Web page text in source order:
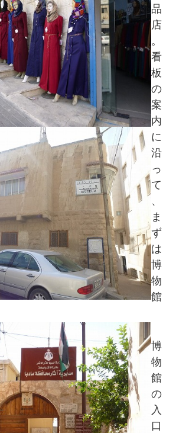
品
店
。
看
板
の
案
内
に
沿
っ
て
、
ま
ず
は
博
物
館
博
物
館
の
入
口